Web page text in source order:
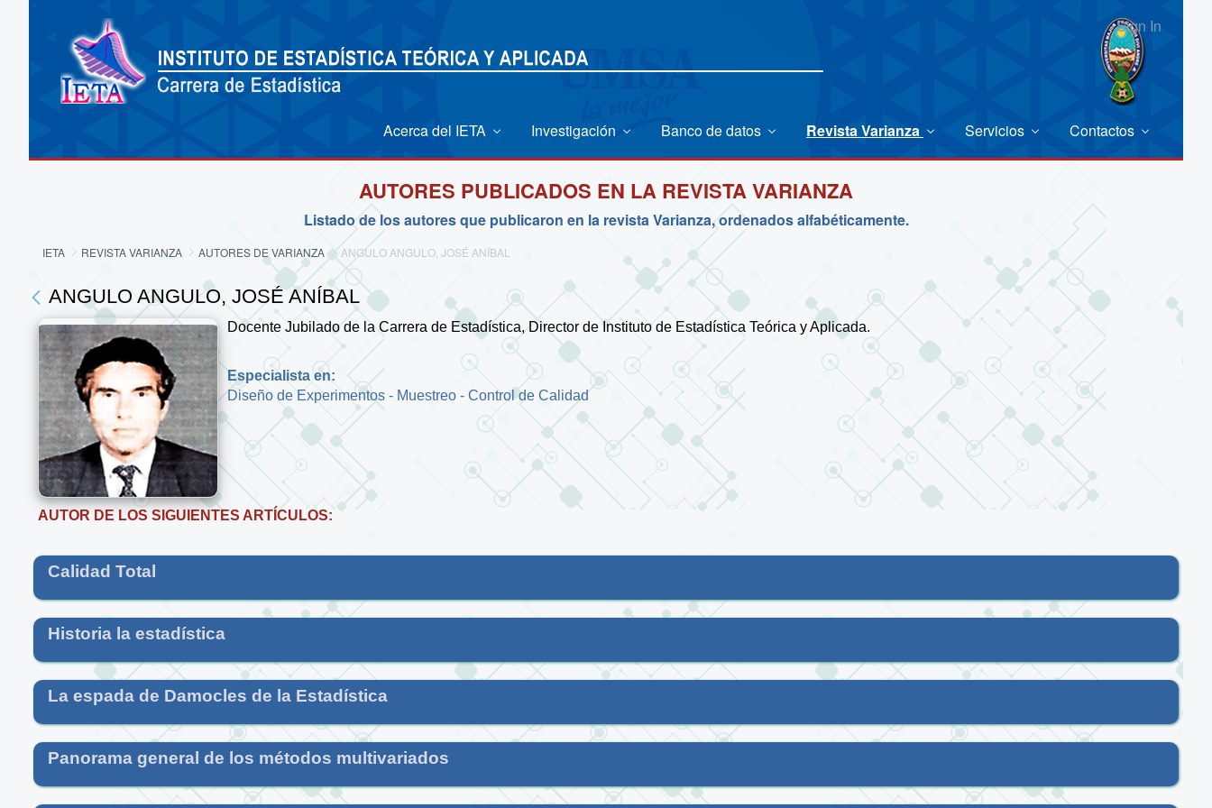
Sign In
Acerca del IETA Investigación Banco de datos Revista Varianza Servicios Contactos
AUTORES PUBLICADOS EN LA REVISTA VARIANZA
Listado de los autores que publicaron en la revista Varianza, ordenados alfabéticamente.
IETA REVISTA VARIANZA AUTORES DE VARIANZA ANGULO ANGULO, JOSÉ ANÍBAL
ANGULO ANGULO, JOSÉ ANÍBAL
Docente Jubilado de la Carrera de Estadística, Director de Instituto de Estadística Teórica y Aplicada.
Especialista en:
Diseño de Experimentos - Muestreo - Control de Calidad
AUTOR DE LOS SIGUIENTES ARTÍCULOS:
Calidad Total
Historia la estadística
La espada de Damocles de la Estadística
Panorama general de los métodos multivariados